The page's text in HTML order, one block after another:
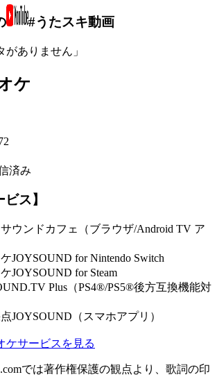
#うたスキ動画
がありません」
ケ
済み
ビス】
ウンドカフェ（ブラウザ/Android TV ア
JOYSOUND for Nintendo Switch
JOYSOUND for Steam
Plus（PS4®/PS5®後方互換機能対
JOYSOUND（スマホアプリ）
ケサービスを見る
では著作権保護の観点より、歌詞の印